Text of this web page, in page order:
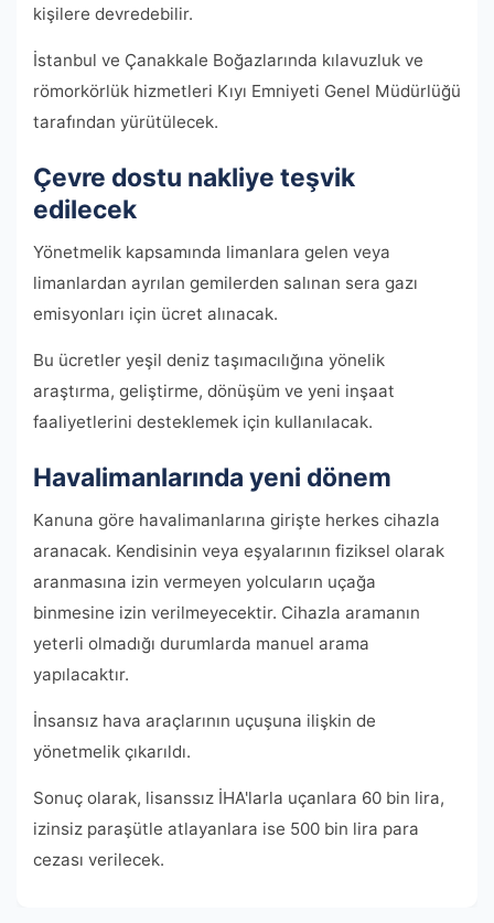
kişilere devredebilir.
İstanbul ve Çanakkale Boğazlarında kılavuzluk ve
römorkörlük hizmetleri Kıyı Emniyeti Genel Müdürlüğü
tarafından yürütülecek.
Çevre dostu nakliye teşvik
edilecek
Yönetmelik kapsamında limanlara gelen veya
limanlardan ayrılan gemilerden salınan sera gazı
emisyonları için ücret alınacak.
Bu ücretler yeşil deniz taşımacılığına yönelik
araştırma, geliştirme, dönüşüm ve yeni inşaat
faaliyetlerini desteklemek için kullanılacak.
Havalimanlarında yeni dönem
Kanuna göre havalimanlarına girişte herkes cihazla
aranacak. Kendisinin veya eşyalarının fiziksel olarak
aranmasına izin vermeyen yolcuların uçağa
binmesine izin verilmeyecektir. Cihazla aramanın
yeterli olmadığı durumlarda manuel arama
yapılacaktır.
İnsansız hava araçlarının uçuşuna ilişkin de
yönetmelik çıkarıldı.
Sonuç olarak, lisanssız İHA'larla uçanlara 60 bin lira,
izinsiz paraşütle atlayanlara ise 500 bin lira para
cezası verilecek.